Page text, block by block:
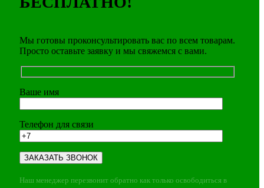
Мы готовы проконсультировать вас по всем товарам.
Просто оставьте заявку и мы свяжемся с вами.
Ваше имя
Телефон для связи
Наш менеджер перезвонит обратно как только освободиться в